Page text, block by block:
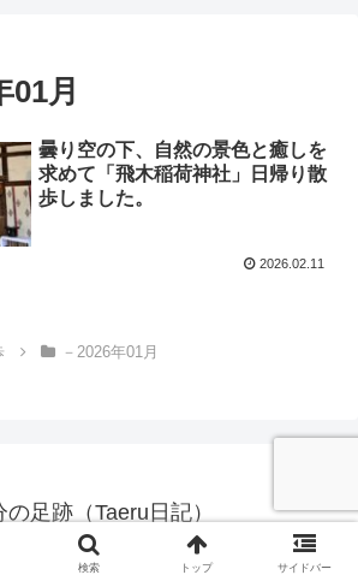
01月
曇り空の下、自然の景色と癒しを
求めて「飛木稲荷神社」日帰り散
歩しました。
2026.02.11
－2026年01月
の足跡（Taeru日記）
自分の足跡（Taeru日記）.
検索 トップ サイドバー